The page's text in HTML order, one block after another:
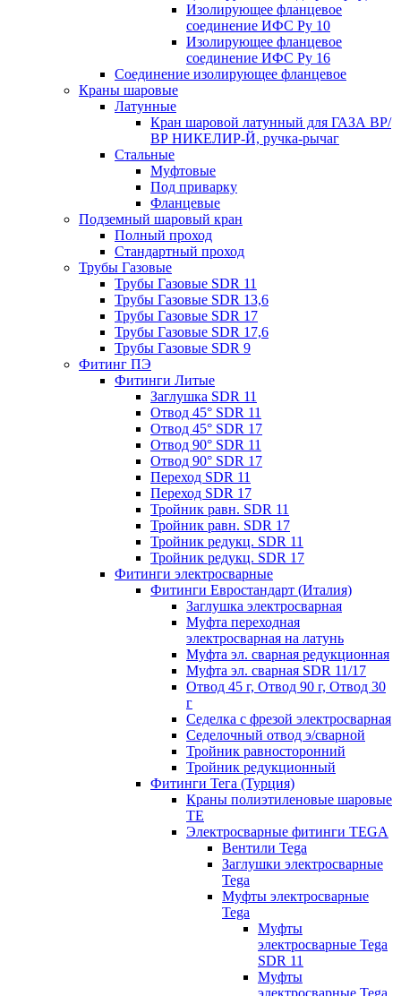
Изолирующее фланцевое
соединение ИФС Ру 10
Изолирующее фланцевое
соединение ИФС Ру 16
Соединение изолирующее фланцевое
Краны шаровые
Латунные
Кран шаровой латунный для ГАЗА ВР/
ВР НИКЕЛИР-Й, ручка-рычаг
Стальные
Муфтовые
Под приварку
Фланцевые
Подземный шаровый кран
Полный проход
Стандартный проход
Трубы Газовые
Трубы Газовые SDR 11
Трубы Газовые SDR 13,6
Трубы Газовые SDR 17
Трубы Газовые SDR 17,6
Трубы Газовые SDR 9
Фитинг ПЭ
Фитинги Литые
Заглушка SDR 11
Отвод 45° SDR 11
Отвод 45° SDR 17
Отвод 90° SDR 11
Отвод 90° SDR 17
Переход SDR 11
Переход SDR 17
Тройник равн. SDR 11
Тройник равн. SDR 17
Тройник редукц. SDR 11
Тройник редукц. SDR 17
Фитинги электросварные
Фитинги Евростандарт (Италия)
Заглушка электросварная
Муфта переходная
электросварная на латунь
Муфта эл. cварная редукционная
Муфта эл. сварная SDR 11/17
Отвод 45 г, Отвод 90 г, Отвод 30
г
Седелка с фрезой электросварная
Седелочный отвод э/сварной
Тройник равносторонний
Тройник редукционный
Фитинги Тега (Турция)
Краны полиэтиленовые шаровые
TE
Электросварные фитинги TEGA
Вентили Tega
Заглушки электросварные
Tega
Муфты электросварные
Tega
Муфты
электросварные Tega
SDR 11
Муфты
электросварные Tega